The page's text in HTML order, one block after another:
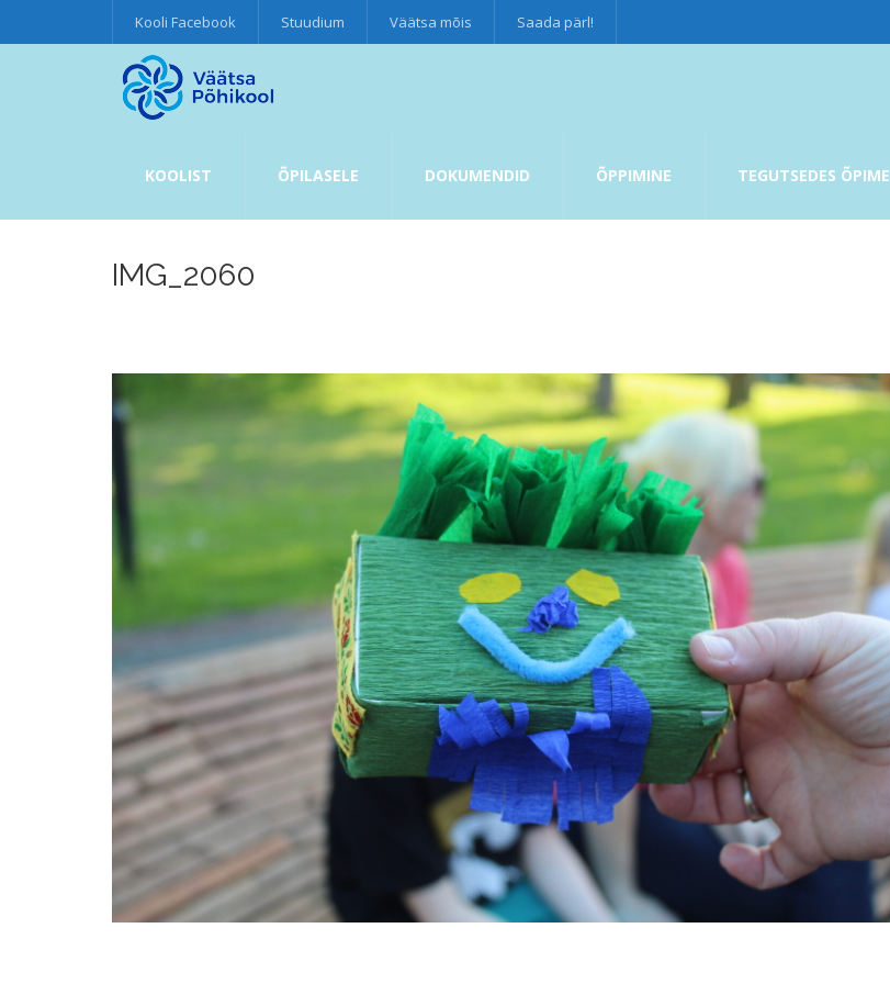
Kooli Facebook Stuudium Väätsa mõis Saada pärl!
KOOLIST ÕPILASELE DOKUMENDID ÕPPIMINE TEGUTSEDES ÕPIME
IMG_2060